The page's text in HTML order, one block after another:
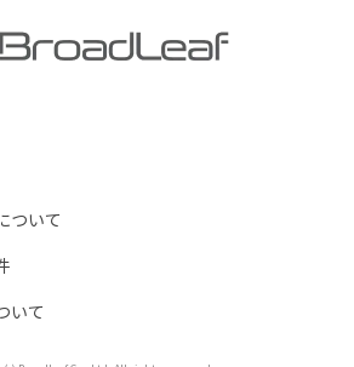
ついて
いて